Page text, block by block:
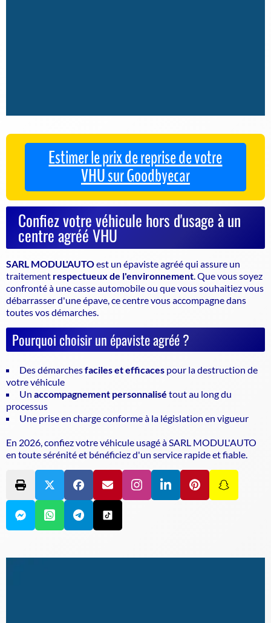
Estimer le prix de reprise de votre
VHU sur Goodbyecar
Confiez votre véhicule hors d'usage à un
centre agréé VHU
SARL MODUL'AUTOest un épaviste agrééqui assure un
traitement respectueux de l'environnement . Que vous soyez
confronté à une casse automobile ou que vous souhaitiez vous
débarrasser d'une épave, ce centre vous accompagne dans
toutes vos démarches.
Pourquoi choisir un épaviste agréé ?
Des démarchesfaciles et efficaces pour la destruction de
votre véhicule
Un accompagnement personnalisé tout au long du
processus
Une prise en charge conforme à la législation en vigueur
En 2026, confiez votre véhicule usagé à SARL MODUL'AUTO
en toute sérénité et bénéficiez d'un service rapide et fiable.